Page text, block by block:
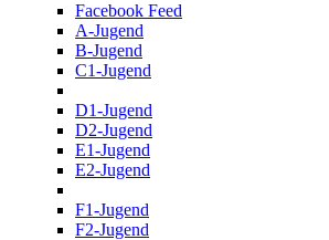
Facebook Feed
A-Jugend
B-Jugend
C1-Jugend
D1-Jugend
D2-Jugend
E1-Jugend
E2-Jugend
F1-Jugend
F2-Jugend